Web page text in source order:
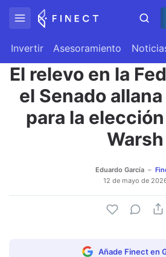
Invertir Asesoramiento
El relevo en la
el Senado
para la
Warsh
Eduardo García
12 de mayo de
Añade Finect en